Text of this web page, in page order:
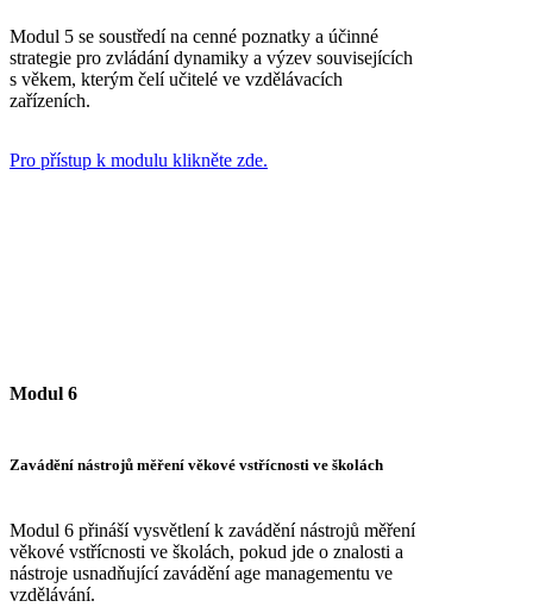
Modul 5 se soustředí na cenné poznatky a účinné
strategie pro zvládání dynamiky a výzev souvisejících
s věkem, kterým čelí učitelé ve vzdělávacích
zařízeních.
Pro přístup k modulu klikněte zde.
Modul 6
Zavádění nástrojů měření věkové vstřícnosti ve školách
Modul 6 přináší vysvětlení k zavádění nástrojů měření
věkové vstřícnosti ve školách, pokud jde o znalosti a
nástroje usnadňující zavádění age managementu ve
vzdělávání.